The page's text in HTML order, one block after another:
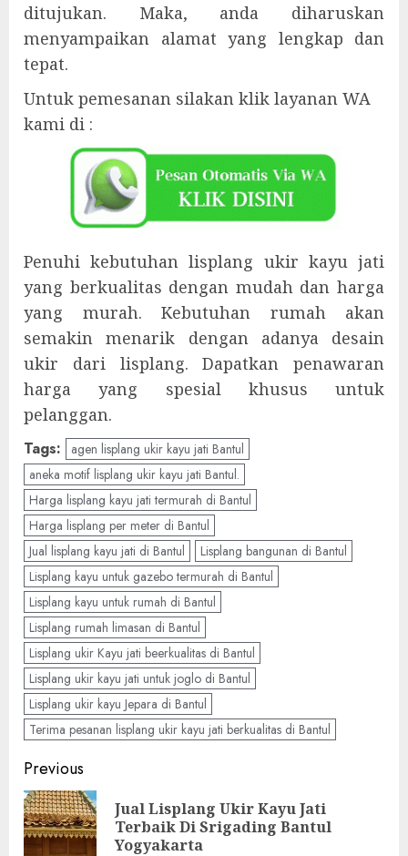
ditujukan. Maka, anda diharuskan
menyampaikan alamat yang lengkap dan
tepat.
Untuk pemesanan silakan klik layanan WA
kami di :
Penuhi kebutuhan lisplang ukir kayu jati
yang berkualitas dengan mudah dan harga
yang murah. Kebutuhan rumah akan
semakin menarik dengan adanya desain
ukir dari lisplang. Dapatkan penawaran
harga yang spesial khusus untuk
pelanggan.
Tags:
agen lisplang ukir kayu jati Bantul
aneka motif lisplang ukir kayu jati Bantul.
Harga lisplang kayu jati termurah di Bantul
Harga lisplang per meter di Bantul
Jual lisplang kayu jati di Bantul
Lisplang bangunan di Bantul
Lisplang kayu untuk gazebo termurah di Bantul
Lisplang kayu untuk rumah di Bantul
Lisplang rumah limasan di Bantul
Lisplang ukir Kayu jati beerkualitas di Bantul
Lisplang ukir kayu jati untuk joglo di Bantul
Lisplang ukir kayu Jepara di Bantul
Terima pesanan lisplang ukir kayu jati berkualitas di Bantul
Previous
Jual Lisplang Ukir Kayu Jati
Terbaik Di Srigading Bantul
Yogyakarta